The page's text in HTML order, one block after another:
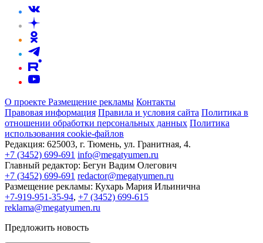
О проекте Размещение рекламы Контакты
Правовая информация Правила и условия сайта Политика в
отношении обработки персональных данных Политика
использования cookie-файлов
Редакция: 625003, г. Тюмень, ул. Гранитная, 4.
+7 (3452) 699-691 info@megatyumen.ru
Главный редактор: Бегун Вадим Олегович
+7 (3452) 699-691 redactor@megatyumen.ru
Размещение рекламы: Кухарь Мария Ильинична
+7-919-951-35-94, +7 (3452) 699-615
reklama@megatyumen.ru
Предложить новость